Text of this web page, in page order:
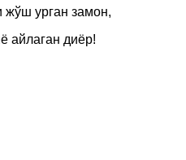
жўш урган замон,
айлаган диёр!